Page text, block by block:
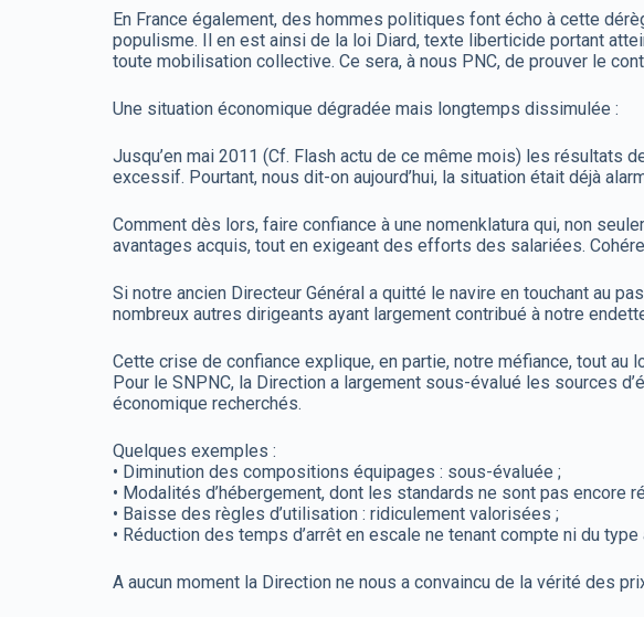
En France également, des hommes politiques font écho à cette
populisme. Il en est ainsi de la loi Diard, texte liberticide portant
toute mobilisation collective. Ce sera, à nous PNC, de prouver le
Une situation économique dégradée mais longtemps dissimulée :
Jusqu’en mai 2011 (Cf. Flash actu de ce même mois) les résultats
excessif. Pourtant, nous dit-on aujourd’hui, la situation était déjà
Comment dès lors, faire confiance à une nomenklatura qui, non
avantages acquis, tout en exigeant des efforts des salariées.
Si notre ancien Directeur Général a quitté le navire en touchant au
nombreux autres dirigeants ayant largement contribué à notre
Cette crise de confiance explique, en partie, notre méfiance, tout
Pour le SNPNC, la Direction a largement sous-évalué les sources
économique recherchés.
Quelques exemples :
• Diminution des compositions équipages : sous-évaluée ;
• Modalités d’hébergement, dont les standards ne sont pas encore
• Baisse des règles d’utilisation : ridiculement valorisées ;
• Réduction des temps d’arrêt en escale ne tenant compte ni du
A aucun moment la Direction ne nous a convaincu de la vérité des